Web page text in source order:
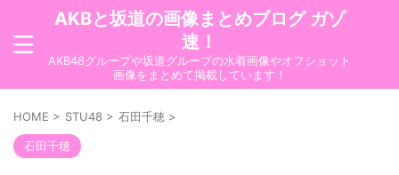
AKBと坂道の画像まとめブログ ガゾ
速！
AKB48グループや坂道グループの水着画像やオフショット
画像をまとめて掲載しています！
HOME > STU48 > 石田千穂 >
石田千穂